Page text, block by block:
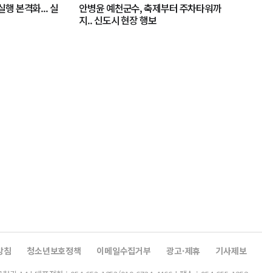
행 본격화... 실
안병윤 예천군수, 축제부터 주차타워까
지.. 신도시 현장 행보
침 청소년보호정책 이메일수집거부 광고·제휴 기사제보